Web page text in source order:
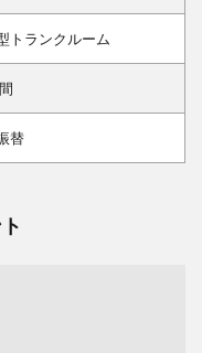
トランクルーム
替